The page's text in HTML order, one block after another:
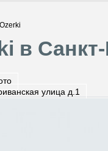
в
улица д.1